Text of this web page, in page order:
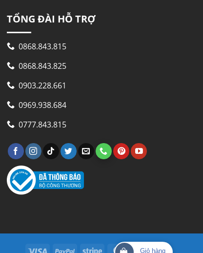
TỔNG ĐÀI HỖ TRỢ
0868.843.815
0868.843.825
0903.228.661
0969.938.684
0777.843.815
Visa PayPal Stripe MasterCard
Cash
Giỏ hàng